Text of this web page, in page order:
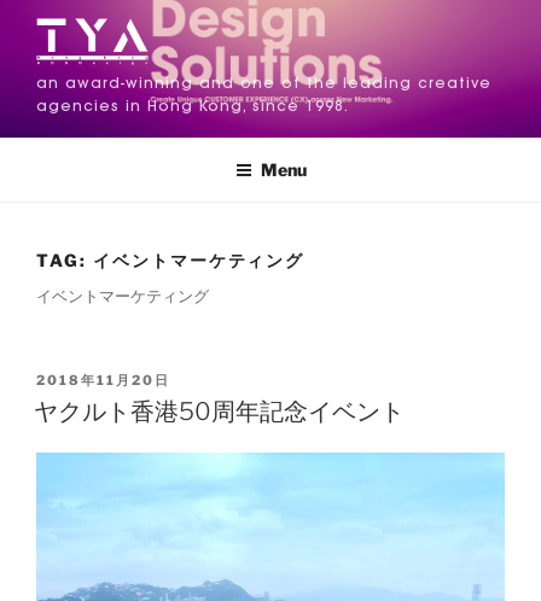
an award-winning and one of the leading creative
agencies in Hong Kong, since 1998.
Menu
TAG: イベントマーケティング
イベントマーケティング
2018年11月20日
ヤクルト香港50周年記念イベント